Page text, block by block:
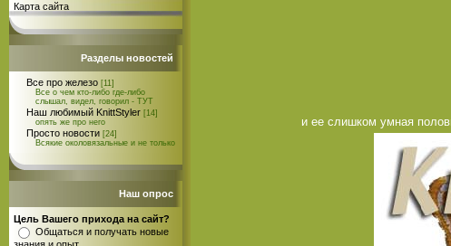
Карта сайта
Разделы новостей
Все про железо [11]
Все о чем кто-либо где-либо
слышал, видел, говорил - ТУТ
Наш любимый KnittStyler [14]
опять же про него
Просто новости [24]
Всякие околовязальные и не только
Наш опрос
Цель Вашего прихода на сайт?
Общаться и получать новые
и ее слишком умная